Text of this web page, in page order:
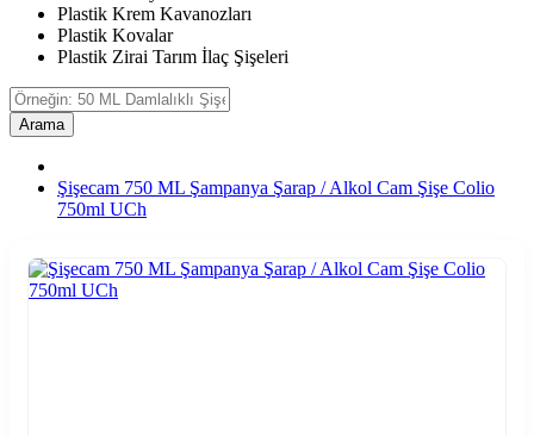
Plastik Krem Kavanozları
Plastik Kovalar
Plastik Zirai Tarım İlaç Şişeleri
Arama
Şişecam 750 ML Şampanya Şarap / Alkol Cam Şişe Colio
750ml UCh